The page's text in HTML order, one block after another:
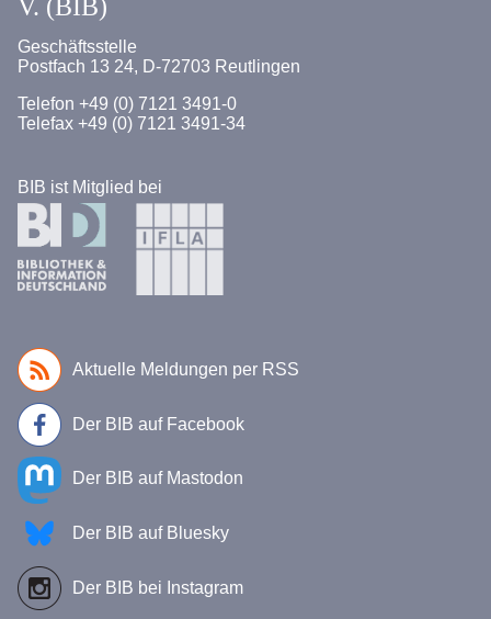
BIB ist Mitglied bei
V. (BIB)
Geschäftsstelle
Postfach 13 24, D-72703 Reutlingen
Telefon +49 (0) 7121 3491-0
Telefax +49 (0) 7121 3491-34
Aktuelle Meldungen per RSS
Der BIB auf Facebook
Der BIB auf Mastodon
Der BIB auf Bluesky
Der BIB bei Instagram